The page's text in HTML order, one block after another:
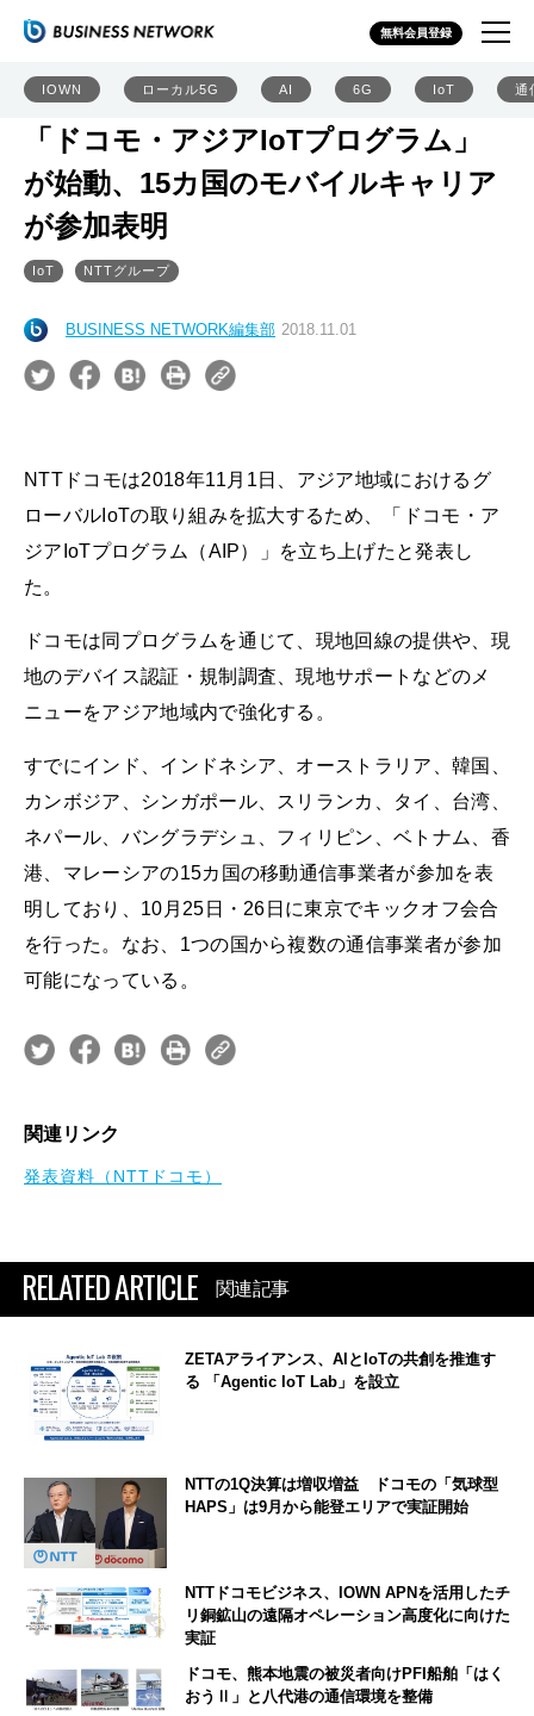
無料会員登録
IOWN ローカル5G AI 6G IoT 通
「ドコモ・アジアIoTプログラム」
が始動、15カ国のモバイルキャリア
が参加表明
IoT NTTグループ
BUSINESS NETWORK編集部 2018.11.01
NTTドコモは2018年11月1日、アジア地域におけるグ
ローバルIoTの取り組みを拡大するため、「ドコモ・ア
ジアIoTプログラム（AIP）」を立ち上げたと発表し
た。
ドコモは同プログラムを通じて、現地回線の提供や、現
地のデバイス認証・規制調査、現地サポートなどのメ
ニューをアジア地域内で強化する。
すでにインド、インドネシア、オーストラリア、韓国、
カンボジア、シンガポール、スリランカ、タイ、台湾、
ネパール、バングラデシュ、フィリピン、ベトナム、香
港、マレーシアの15カ国の移動通信事業者が参加を表
明しており、10月25日・26日に東京でキックオフ会合
を行った。なお、1つの国から複数の通信事業者が参加
可能になっている。
関連リンク
発表資料（NTTドコモ）
RELATED ARTICLE 関連記事
ZETAアライアンス、AIとIoTの共創を推進す
る 「Agentic IoT Lab」を設立
NTTの1Q決算は増収増益 ドコモの「気球型
HAPS」は9月から能登エリアで実証開始
NTTドコモビジネス、IOWN APNを活用したチ
リ銅鉱山の遠隔オペレーション高度化に向けた
実証
ドコモ、熊本地震の被災者向けPFI船舶「はく
おうⅡ」と八代港の通信環境を整備